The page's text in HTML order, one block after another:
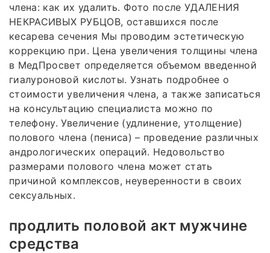
члена: как их удалить. Фото после УДАЛЕНИЯ
НЕКРАСИВЫХ РУБЦОВ, оставшихся после
кесарева сечения Мы проводим эстетическую
коррекцию при. Цена увеличения толщины члена
в МедПросвет определяется объемом введенной
гиалуроновой кислоты. Узнать подробнее о
стоимости увеличения члена, а также записаться
на консультацию специалиста можно по
телефону. Увеличение (удлинение, утолщение)
полового члена (пениса) – проведение различных
андрологических операций. Недовольство
размерами полового члена может стать
причиной комплексов, неуверенности в своих
сексуальных.
продлить половой акт мужчине
средства